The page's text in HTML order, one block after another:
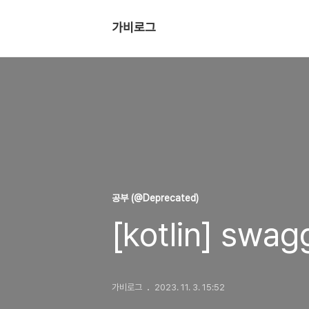
가비로그
공부 (@Deprecated)
[kotlin]
가비로그 2023. 11. 3. 15:52